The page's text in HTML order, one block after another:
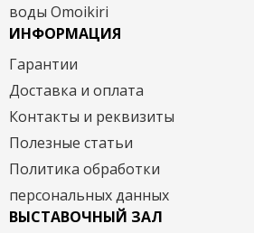
воды Omoikiri
ИНФОРМАЦИЯ
Гарантии
Доставка и оплата
Контакты и реквизиты
Полезные статьи
Политика обработки
персональных данных
ВЫСТАВОЧНЫЙ ЗАЛ